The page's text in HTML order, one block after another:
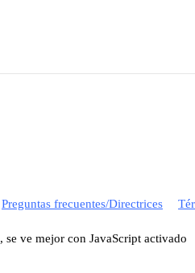
Preguntas frecuentes/Directrices
, se ve mejor con JavaScript activado